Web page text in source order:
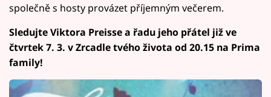
společně s hosty provázet příjemným večerem.
Sledujte Viktora Preisse a řadu jeho přátel již ve
čtvrtek 7. 3. v Zrcadle tvého života od 20.15 na Prima
family!